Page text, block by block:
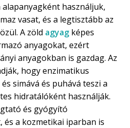
használjuk,
vasat, és a legtisztább az
A zöld agyag képes
anyagokat, ezért
anyagokban is gazdag. Az
hogy enzimatikus
simává és puhává teszi a
hidratálóként használják.
és gyógyító
a kozmetikai iparban is